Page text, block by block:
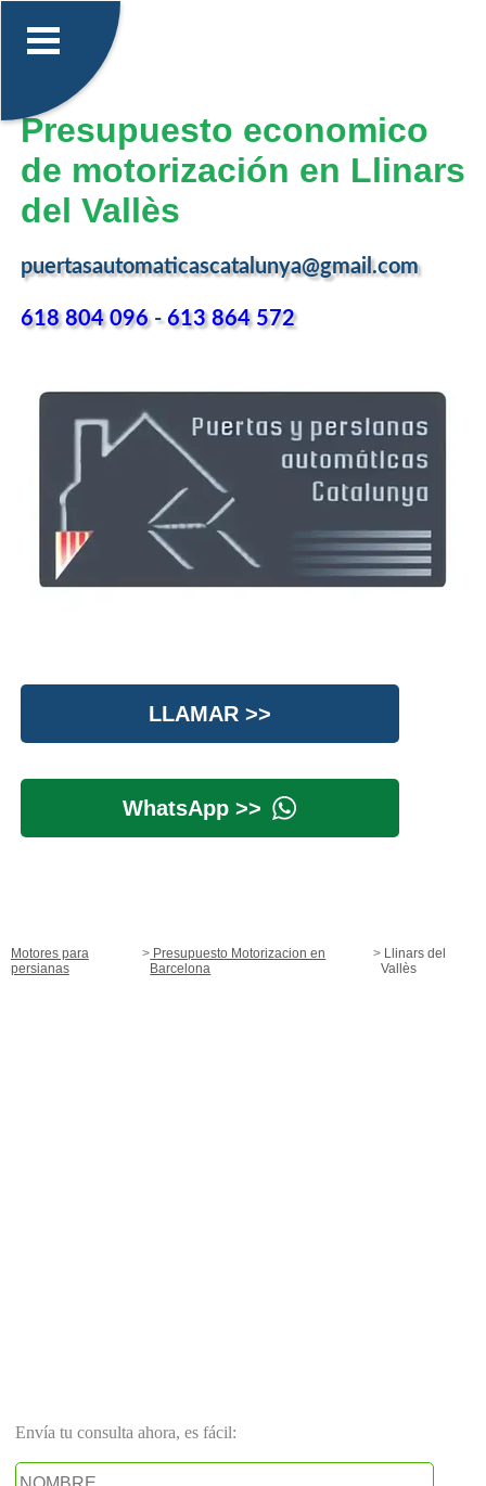
Presupuesto economico
de motorización en Llinars
del Vallès
puertasautomaticascatalunya@gmail.com
618 804 096-613 864 572
LLAMAR >>
WhatsApp >>
Motores para
persianas
Presupuesto Motorizacion en
Barcelona
Llinars del
Vallès
Envía tu consulta ahora, es fácil: